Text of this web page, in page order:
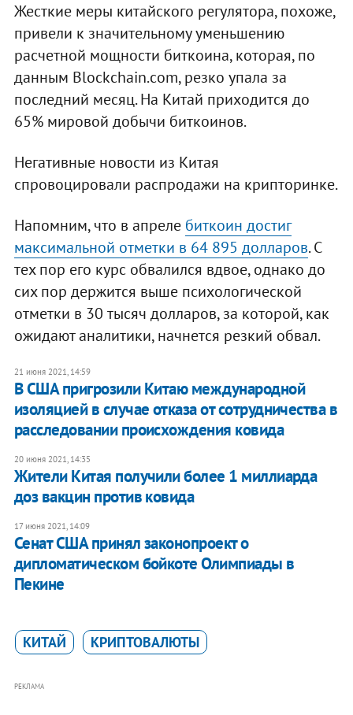
Жесткие меры китайского регулятора, похоже,
привели к значительному уменьшению
расчетной мощности биткоина, которая, по
данным Blockchain.com, резко упала за
последний месяц. На Китай приходится до
65% мировой добычи биткоинов.
Негативные новости из Китая
спровоцировали распродажи на крипторинке.
Напомним, что в апреле биткоин достиг
максимальной отметки в 64 895 долларов. С
тех пор его курс обвалился вдвое, однако до
сих пор держится выше психологической
отметки в 30 тысяч долларов, за которой, как
ожидают аналитики, начнется резкий обвал.
21 июня 2021, 14:59
В США пригрозили Китаю международной
изоляцией в случае отказа от сотрудничества в
расследовании происхождения ковида
20 июня 2021, 14:35
Жители Китая получили более 1 миллиарда
доз вакцин против ковида
17 июня 2021, 14:09
Сенат США принял законопроект о
дипломатическом бойкоте Олимпиады в
Пекине
КИТАЙ КРИПТОВАЛЮТЫ
РЕКЛАМА